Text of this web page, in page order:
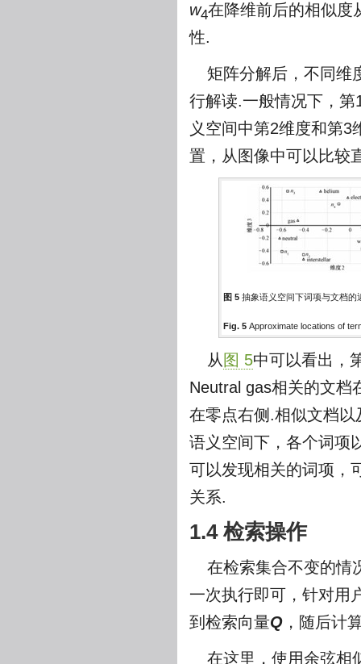
w4在降维前后的相似度
性.
矩阵分解后，不同维
行解读.一般情况下，
义空间中第2维度和第
置，从图像中可以比较
图 5 抽象语义空间下词项与文档的
Fig. 5 Approximate locations of
从 图 5中可以看出，
Neutral gas相关的文档
在零点右侧.相似文档
语义空间下，各个词项
可以发现相关的词项，
关系.
1.4 检索操作
在检索集合不变的情
一次执行即可，针对用
到检索向量Q ，随后计
在这里，使用余弦相